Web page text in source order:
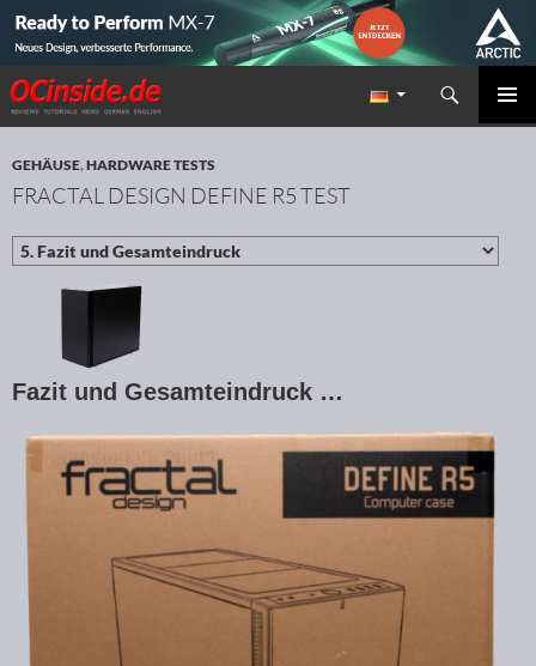
Redaktion ocinside.de PC Hardware Portal
Suchen
ZUM INHALT SPRINGEN
GEHÄUSE,HARDWARE TESTS
FRACTAL DESIGN DEFINE R5 TEST
Fazit und Gesamteindruck …